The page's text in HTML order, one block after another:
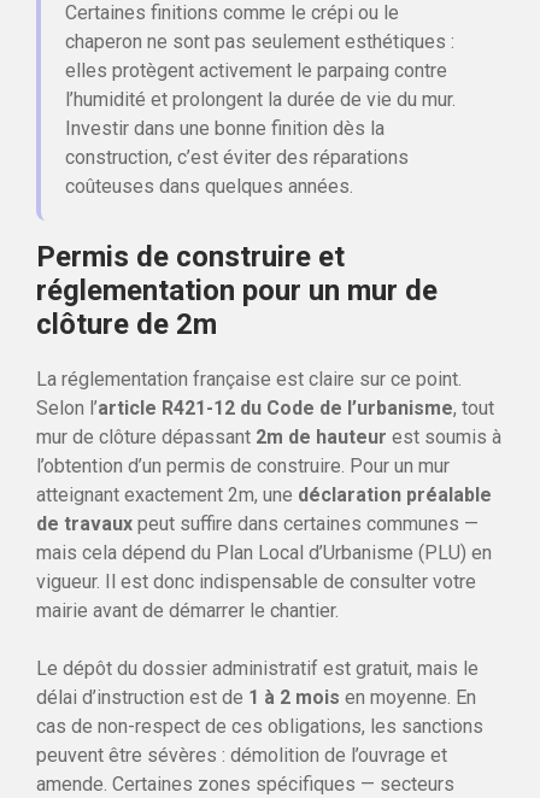
Certaines finitions comme le crépi ou le
chaperon ne sont pas seulement esthétiques :
elles protègent activement le parpaing contre
l’humidité et prolongent la durée de vie du mur.
Investir dans une bonne finition dès la
construction, c’est éviter des réparations
coûteuses dans quelques années.
Permis de construire et
réglementation pour un mur de
clôture de 2m
La réglementation française est claire sur ce point.
Selon l’article R421-12 du Code de l’urbanisme, tout
mur de clôture dépassant 2m de hauteur est soumis à
l’obtention d’un permis de construire. Pour un mur
atteignant exactement 2m, une déclaration préalable
de travaux peut suffire dans certaines communes —
mais cela dépend du Plan Local d’Urbanisme (PLU) en
vigueur. Il est donc indispensable de consulter votre
mairie avant de démarrer le chantier.
Le dépôt du dossier administratif est gratuit, mais le
délai d’instruction est de 1 à 2 mois en moyenne. En
cas de non-respect de ces obligations, les sanctions
peuvent être sévères : démolition de l’ouvrage et
amende. Certaines zones spécifiques — secteurs